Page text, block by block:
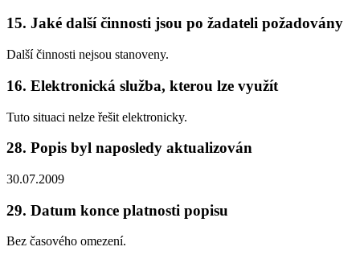
15. Jaké další činnosti jsou po žadateli požadovány
Další činnosti nejsou stanoveny.
16. Elektronická služba, kterou lze využít
Tuto situaci nelze řešit elektronicky.
28. Popis byl naposledy aktualizován
30.07.2009
29. Datum konce platnosti popisu
Bez časového omezení.